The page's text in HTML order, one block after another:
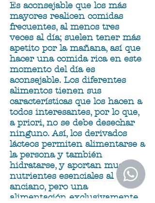
Es aconsejable que los más
mayores realicen comidas
frecuentes, al menos tres
veces al día; suelen tener más
apetito por la mañana, así que
hacer una comida rica en este
momento del día es
aconsejable. Los diferentes
alimentos tienen sus
características que los hacen a
todos interesantes, por lo que,
a priori, no se debe desechar
ninguno. Así, los derivados
lácteos permiten alimentarse a
la persona y también
hidratarse, y aportan muchos
nutrientes esenciales al
anciano, pero una
alimentación exclusivamente